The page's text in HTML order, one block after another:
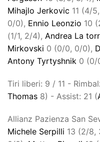
Mihajlo Jerkovic 11 (4/
0/0), Ennio Leonzio 10
(1/1, 2/4), Andrea La
Mirkovski 0 (0/0, 0/0),
Antony Tyrtyshnik 0 (0/
Tiri liberi: 9 / 11 -
Thomas 8) - Assist: 21 (
Allianz Pazienza San
Michele Serpilli 13 (2/8,